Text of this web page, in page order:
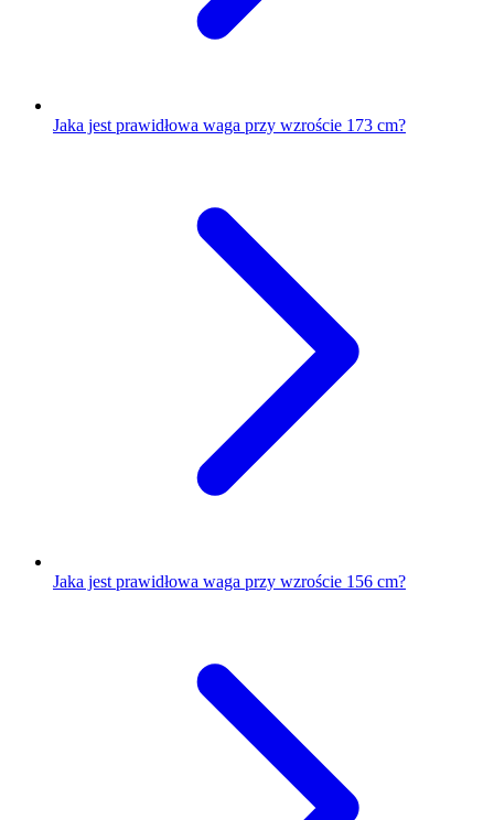
Jaka jest prawidłowa waga przy wzroście 173 cm?
Jaka jest prawidłowa waga przy wzroście 156 cm?